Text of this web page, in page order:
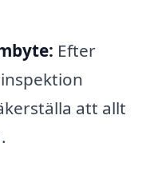
Efter
att allt